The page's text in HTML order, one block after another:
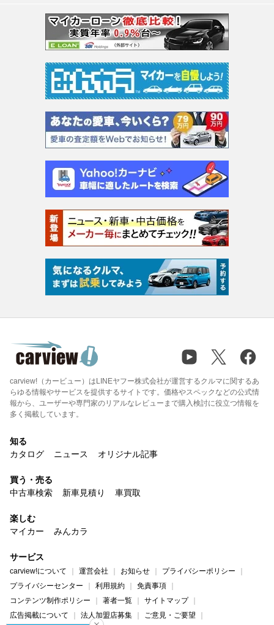
carview!（カービュー）はLINEヤフー株式会社が運営するクルマに関するあ
らゆる情報やサービスを提供するサイトです。価格やスペックなどの公式情
報から、ユーザーや専門家のリアルなレビューまで購入検討に役立つ情報を
多く掲載しています。
知る
カタログ
ニュース オリジナル記事
買う・売る
中古車検索
新車見積り 車買取
楽しむ
マイカー
みんカラ
サービス
carview!について 運営会社 お知らせ
プライバシーポリシー
プライバシーセンター
利用規約
免責事項
コンテンツ制作ポリシー
著者一覧
サイトマップ
広告掲載について
法人加盟店募集 ご意見・ご要望